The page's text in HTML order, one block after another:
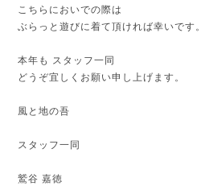
こちらにおいでの際は
ぶらっと遊びに着て頂ければ幸いです。
本年も スタッフ一同
どうぞ宜しくお願い申し上げます。
風と地の吾
スタッフ一同
鷲谷 嘉徳